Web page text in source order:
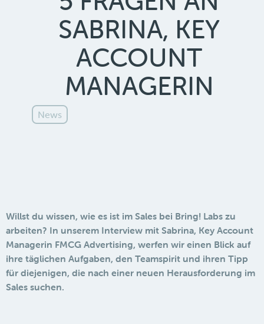
SABRINA, KEY
ACCOUNT
MANAGERIN
News
Willst du wissen, wie es ist im Sales bei Bring! Labs zu
arbeiten? In unserem Interview mit Sabrina, Key Account
Managerin FMCG Advertising, werfen wir einen Blick auf
ihre täglichen Aufgaben, den Teamspirit und ihren Tipp
für diejenigen, die nach einer neuen Herausforderung im
Sales suchen.